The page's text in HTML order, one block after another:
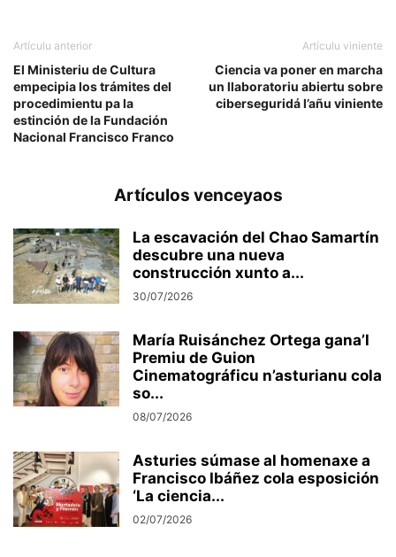
Artículu anterior
El Ministeriu de Cultura
empecipia los trámites del
procedimientu pa la
estinción de la Fundación
Nacional Francisco Franco
Artículu viniente
Ciencia va poner en marcha
un llaboratoriu abiertu sobre
ciberseguridá l’añu viniente
Artículos venceyaos
La escavación del Chao Samartín
descubre una nueva
construcción xunto a...
30/07/2026
María Ruisánchez Ortega gana’l
Premiu de Guion
Cinematográficu n’asturianu cola
so...
08/07/2026
Asturies súmase al homenaxe a
Francisco Ibáñez cola esposición
‘La ciencia...
02/07/2026